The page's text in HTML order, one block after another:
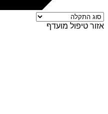
אזור טיפול מועדף